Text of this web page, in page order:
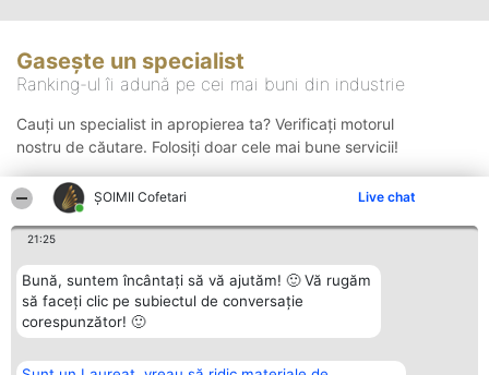
ȘOIMII Cofetari Live chat
21:25
Bună, suntem încântați să vă ajutăm! 🙂 Vă rugăm
să faceți clic pe subiectul de conversație
corespunzător! 🙂
Gasește un specialist
Ranking-ul îi adună pe cei mai buni din industrie
Cauți un specialist in apropierea ta? Verificați motorul
nostru de căutare. Folosiți doar cele mai bune servicii!